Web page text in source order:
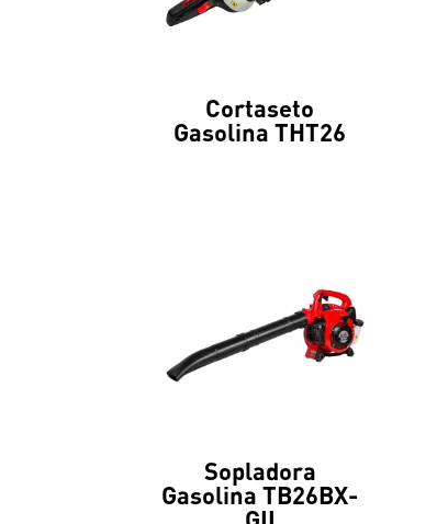
Cortaseto
Gasolina THT26
Sopladora
Gasolina TB26BX-